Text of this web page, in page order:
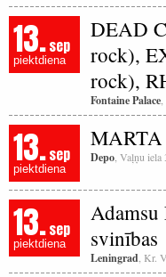
13.sep
piektdiena
DEAD
rock),
rock),
Fontaine Palace
13.sep
piektdiena
Depo , Vaļņu
13.sep
piektdiena
Adamsu
svinības
Leningrad , Kr.